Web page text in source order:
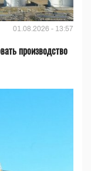
01.08.2026 - 13:57
производство